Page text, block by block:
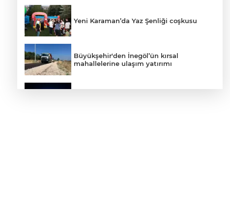
Yeni Karaman’da Yaz Şenliği coşkusu
Büyükşehir'den İnegöl’ün kırsal
mahallelerine ulaşım yatırımı